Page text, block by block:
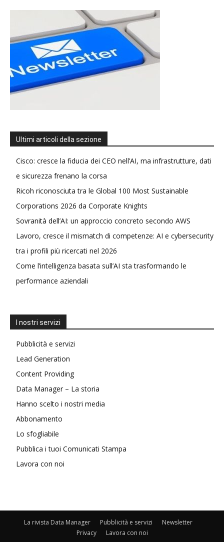
Ultimi articoli della sezione
Cisco: cresce la fiducia dei CEO nell’AI, ma infrastrutture, dati
e sicurezza frenano la corsa
Ricoh riconosciuta tra le Global 100 Most Sustainable
Corporations 2026 da Corporate Knights
Sovranità dell’AI: un approccio concreto secondo AWS
Lavoro, cresce il mismatch di competenze: AI e cybersecurity
tra i profili più ricercati nel 2026
Come l’intelligenza basata sull’AI sta trasformando le
performance aziendali
I nostri servizi
Pubblicità e servizi
Lead Generation
Content Providing
Data Manager – La storia
Hanno scelto i nostri media
Abbonamento
Lo sfogliabile
Pubblica i tuoi Comunicati Stampa
Lavora con noi
La rivista Data Manager Pubblicità e servizi
Newsletter
Privacy
Lavora con noi